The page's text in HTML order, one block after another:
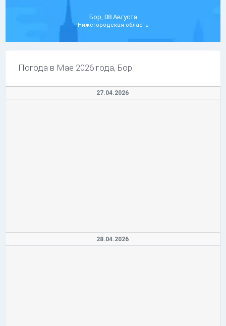
Бор, 08 Августа
Нижегородская область
Погода в Мае 2026 года, Бор.
27.04.2026
28.04.2026